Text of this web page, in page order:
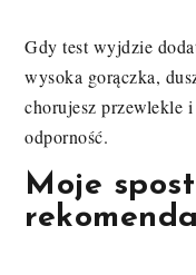
Gdy test wyjdzie
wysoka gorączka,
chorujesz przewlekle
odporność.
Moje